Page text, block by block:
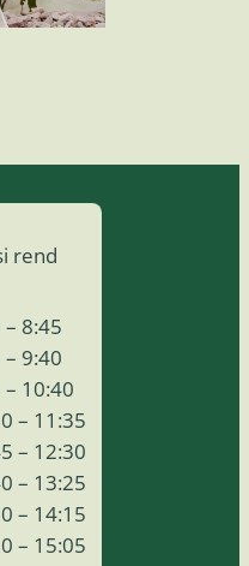
rend
8:45
9:40
10:40
– 11:35
– 12:30
– 13:25
– 14:15
– 15:05